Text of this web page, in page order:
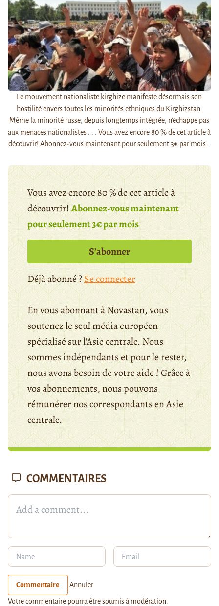
Le mouvement nationaliste kirghize manifeste désormais son
hostilité envers toutes les minorités ethniques du Kirghizstan.
Même la minorité russe, depuis longtemps intégrée, n'échappe pas
aux menaces nationalistes . . . Vous avez encore 80 % de cet article à
découvrir! Abonnez-vous maintenant pour seulement 3€ par mois…
Vous avez encore 80 % de cet article à
découvrir!Abonnez-vous maintenant
pour seulement 3€ par mois
S’abonner
Déjà abonné ?Se connecter
En vous abonnant à Novastan, vous
soutenez le seul média européen
spécialisé sur l'Asie centrale. Nous
sommes indépendants et pour le rester,
nous avons besoin de votre aide ! Grâce à
vos abonnements, nous pouvons
rémunérer nos correspondants en Asie
centrale.
COMMENTAIRES
Commentaire Annuler
Votre commentaire pourra être soumis à modération.